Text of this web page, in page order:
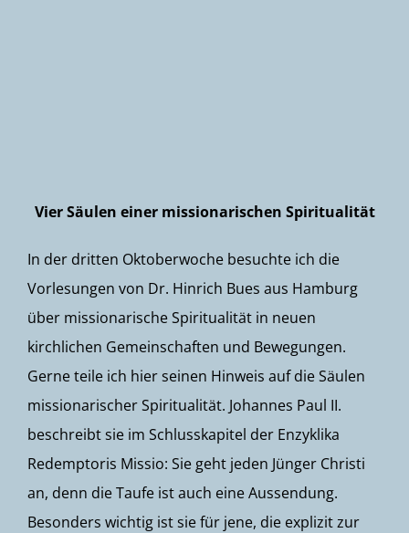
Vier Säulen einer missionarischen Spiritualität
In der dritten Oktoberwoche besuchte ich die
Vorlesungen von Dr. Hinrich Bues aus Hamburg
über missionarische Spiritualität in neuen
kirchlichen Gemeinschaften und Bewegungen.
Gerne teile ich hier seinen Hinweis auf die Säulen
missionarischer Spiritualität. Johannes Paul II.
beschreibt sie im Schlusskapitel der Enzyklika
Redemptoris Missio: Sie geht jeden Jünger Christi
an, denn die Taufe ist auch eine Aussendung.
Besonders wichtig ist sie für jene, die explizit zur